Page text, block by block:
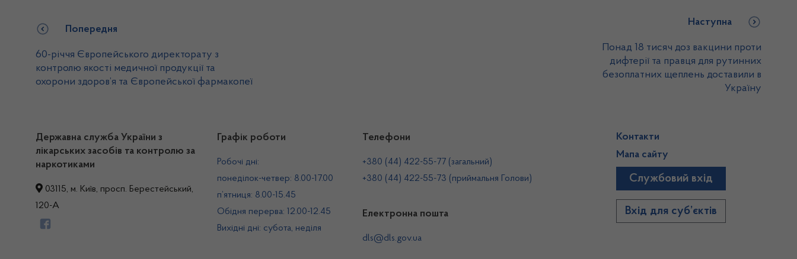
Попередня
60-річчя Європейського директорату з
контролю якості медичної продукції та
охорони здоров’я та Європейської фармакопеї
Наступна
Понад 18 тисяч доз вакцини проти
дифтерії та правця для рутинних
безоплатних щеплень доставили в
Україну
Державна служба України з
лікарських засобів та контролю за
наркотиками
03115, м. Київ, просп. Берестейський,
120-А
Графік роботи
Робочі дні:
понеділок-четвер: 8.00-17.00
п’ятниця: 8.00-15.45
Обідня перерва: 12.00-12.45
Вихідні дні: субота, неділя
Телефони
+380 (44) 422-55-77 (загальний)
+380 (44) 422-55-73 (приймальня Голови)
Електронна пошта
dls@dls.gov.ua
Контакти
Мапа сайту
Службовий вхід
Вхід для суб’єктів